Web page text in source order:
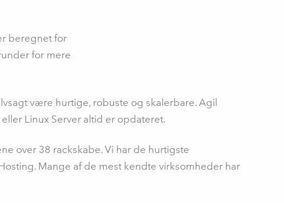
beregnet for
for mere
være hurtige, robuste og skalerbare. Agil
Linux Server altid er opdateret.
over 38 rackskabe. Vi har de hurtigste
Mange af de mest kendte virksomheder har